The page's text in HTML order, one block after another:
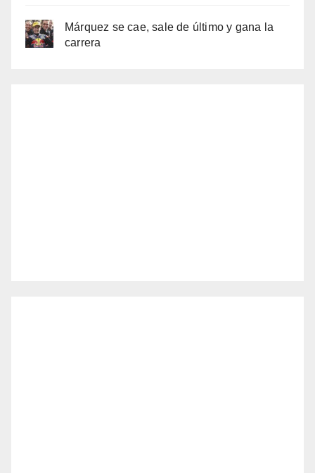
Márquez se cae, sale de último y gana la
carrera